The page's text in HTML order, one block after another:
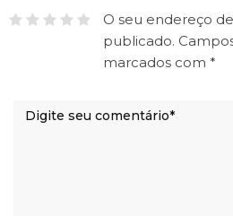
O seu endereço
publicado.
marcados com *